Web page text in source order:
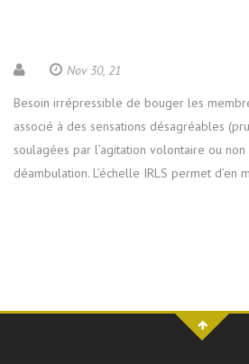
Nov 30, 21
Besoin irrépressible de bouger les
associé à des sensations désagréables
soulagées par l’agitation volontaire ou
déambulation. L’échelle IRLS permet d’en